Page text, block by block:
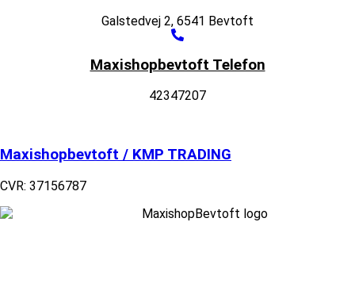
Galstedvej 2, 6541 Bevtoft
Maxishopbevtoft Telefon
42347207
Maxishopbevtoft / KMP TRADING
CVR: 37156787